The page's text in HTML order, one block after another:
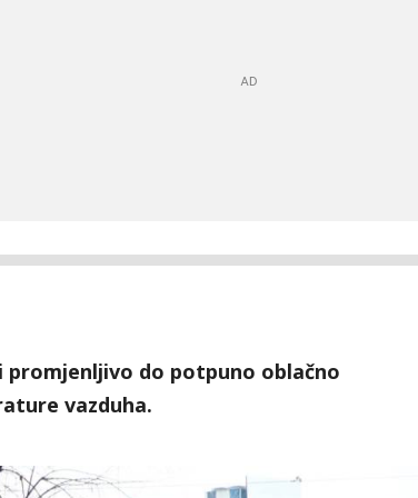
promjenljivo do potpuno oblačno
vazduha.